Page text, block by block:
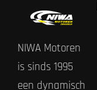
NIWA Motoren
is sinds 1995
een dynamisch